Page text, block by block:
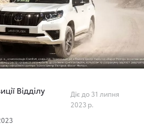
Відділу
Діє до 31 липня
2023 р.